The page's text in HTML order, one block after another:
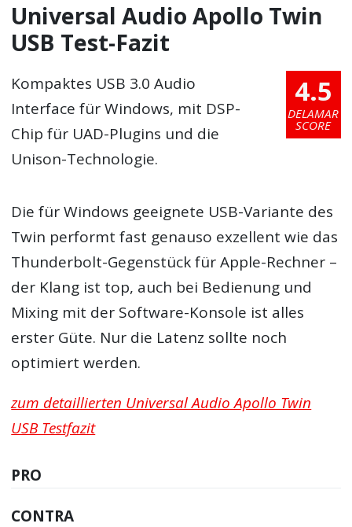
Universal Audio Apollo Twin
USB Test-Fazit
4.5
DELAMAR
SCORE
Kompaktes USB 3.0 Audio
Interface für Windows, mit DSP-
Chip für UAD-Plugins und die
Unison-Technologie.
Die für Windows geeignete USB-Variante des
Twin performt fast genauso exzellent wie das
Thunderbolt-Gegenstück für Apple-Rechner –
der Klang ist top, auch bei Bedienung und
Mixing mit der Software-Konsole ist alles
erster Güte. Nur die Latenz sollte noch
optimiert werden.
zum detaillierten Universal Audio Apollo Twin
USB Testfazit
PRO
CONTRA